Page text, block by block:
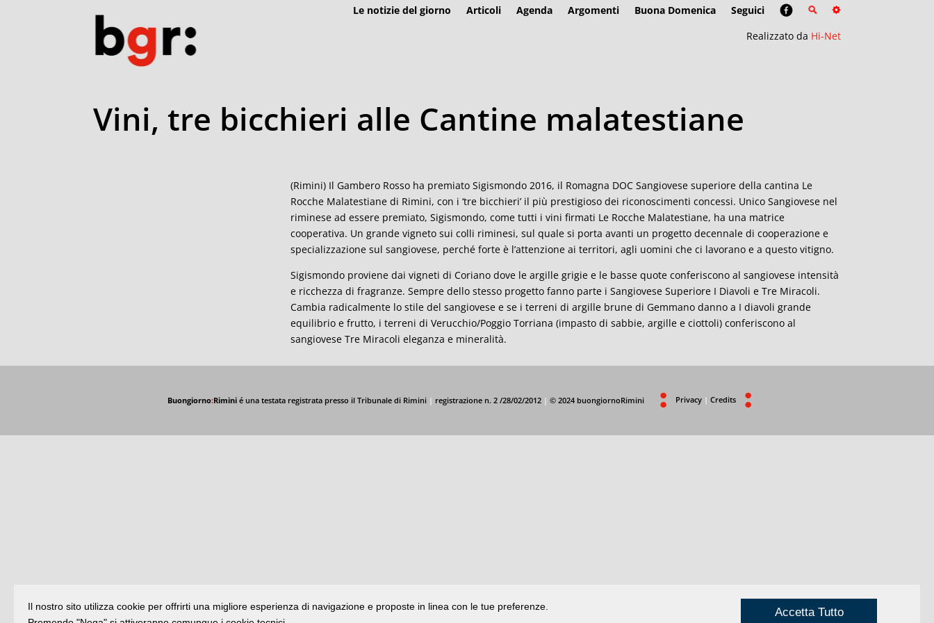
Le notizie del giorno Articoli Agenda Argomenti Buona Domenica
Seguici
Realizzato da Hi-Net
Vini, tre bicchieri alle Cantine malatestiane
(Rimini) Il Gambero Rosso ha premiato Sigismondo 2016, il Romagna DOC Sangiovese superiore della cantina Le
Rocche Malatestiane di Rimini, con i ‘tre bicchieri’ il più prestigioso dei riconoscimenti concessi. Unico Sangiovese nel
riminese ad essere premiato, Sigismondo, come tutti i vini firmati Le Rocche Malatestiane, ha una matrice
cooperativa. Un grande vigneto sui colli riminesi, sul quale si porta avanti un progetto decennale di cooperazione e
specializzazione sul sangiovese, perché forte è l’attenzione ai territori, agli uomini che ci lavorano e a questo vitigno.
Sigismondo proviene dai vigneti di Coriano dove le argille grigie e le basse quote conferiscono al sangiovese intensità
e ricchezza di fragranze. Sempre dello stesso progetto fanno parte i Sangiovese Superiore I Diavoli e Tre Miracoli.
Cambia radicalmente lo stile del sangiovese e se i terreni di argille brune di Gemmano danno a I diavoli grande
equilibrio e frutto, i terreni di Verucchio/Poggio Torriana (impasto di sabbie, argille e ciottoli) conferiscono al
sangiovese Tre Miracoli eleganza e mineralità.
Buongiorno:Riminié una testata registrata presso il Tribunale di Rimini | registrazione n. 2 /28/02/2012 | © 2024 buongiornoRimini Privacy | Credits
Il nostro sito utilizza cookie per offrirti una migliore esperienza di navigazione e proposte in linea con le tue preferenze.
Accetta Tutto